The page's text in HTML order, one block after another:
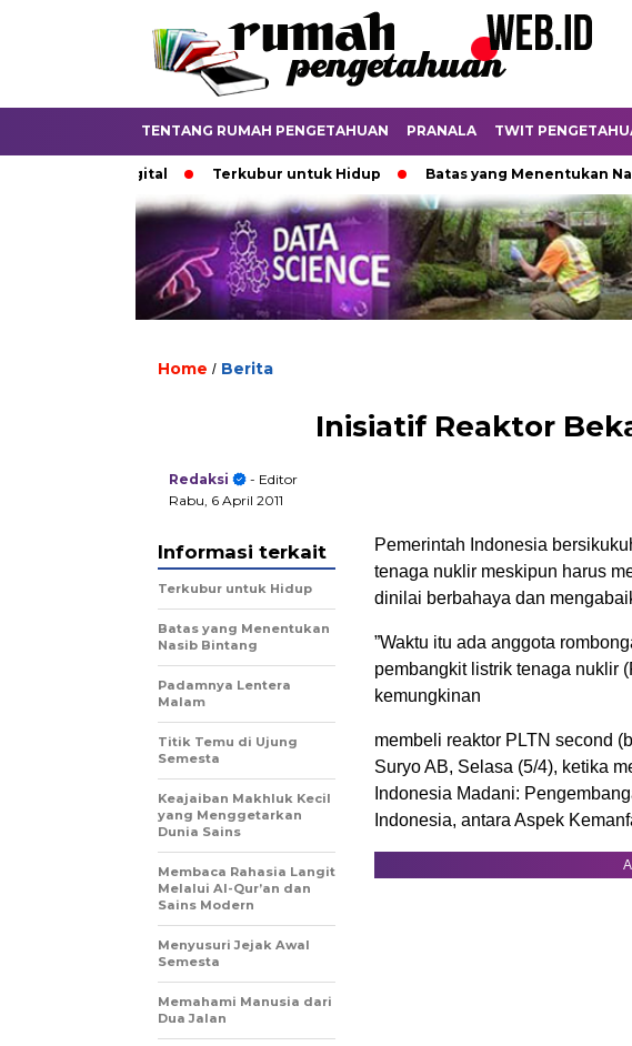
TENTANG RUMAH PENGETAHUAN PRANALA TWIT
Terkubur untuk Hidup Batas yang Menentukan Nasib
Home / Berita
Inisiatif Reaktor
Redaksi
- Editor
Rabu, 6 April 2011
Pemerintah Indonesia
tenaga nuklir meskipun harus
dinilai berbahaya dan
”Waktu itu ada anggota
pembangkit listrik tenaga nuklir
kemungkinan
membeli reaktor PLTN second
Suryo AB, Selasa (5/4), ketika
Indonesia Madani:
Indonesia, antara Aspek
Informasi terkait
Terkubur untuk Hidup
Batas yang Menentukan
Nasib Bintang
Padamnya Lentera
Malam
Titik Temu di Ujung
Semesta
Keajaiban Makhluk Kecil
yang Menggetarkan
Dunia Sains
Membaca Rahasia Langit
Melalui Al-Qur’an dan
Sains Modern
Menyusuri Jejak Awal
Semesta
Memahami Manusia dari
Dua Jalan